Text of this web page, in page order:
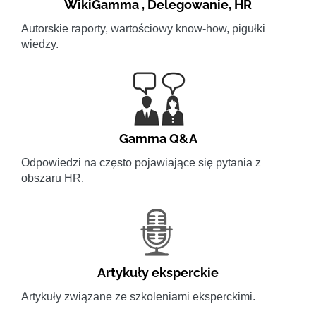
WikiGamma , Delegowanie, HR
Autorskie raporty, wartościowy know-how, pigułki
wiedzy.
Gamma Q&A
Odpowiedzi na często pojawiające się pytania z
obszaru HR.
Artykuły eksperckie
Artykuły związane ze szkoleniami eksperckimi.